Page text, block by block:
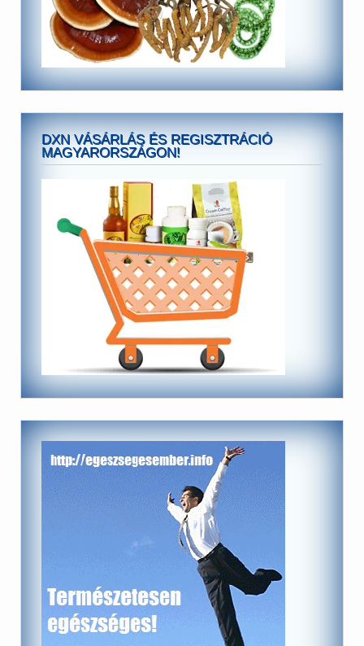
DXN VÁSÁRLÁS ÉS REGISZTRÁCIÓ
MAGYARORSZÁGON!